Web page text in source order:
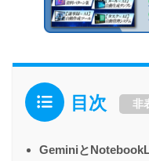
目次 非
Geminiと